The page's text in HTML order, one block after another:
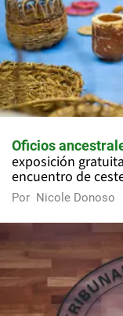
Oficios
exposición
encuentro de
Por Nicole Donoso